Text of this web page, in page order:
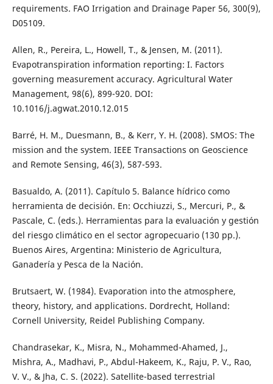
requirements. FAO Irrigation and Drainage Paper 56, 300(9),
D05109.
Allen, R., Pereira, L., Howell, T., & Jensen, M. (2011).
Evapotranspiration information reporting: I. Factors
governing measurement accuracy. Agricultural Water
Management, 98(6), 899-920. DOI:
10.1016/j.agwat.2010.12.015
Barré, H. M., Duesmann, B., & Kerr, Y. H. (2008). SMOS: The
mission and the system. IEEE Transactions on Geoscience
and Remote Sensing, 46(3), 587-593.
Basualdo, A. (2011). Capítulo 5. Balance hídrico como
herramienta de decisión. En: Occhiuzzi, S., Mercuri, P., &
Pascale, C. (eds.). Herramientas para la evaluación y gestión
del riesgo climático en el sector agropecuario (130 pp.).
Buenos Aires, Argentina: Ministerio de Agricultura,
Ganadería y Pesca de la Nación.
Brutsaert, W. (1984). Evaporation into the atmosphere,
theory, history, and applications. Dordrecht, Holland:
Cornell University, Reidel Publishing Company.
Chandrasekar, K., Misra, N., Mohammed-Ahamed, J.,
Mishra, A., Madhavi, P., Abdul-Hakeem, K., Raju, P. V., Rao,
V. V., & Jha, C. S. (2022). Satellite-based terrestrial